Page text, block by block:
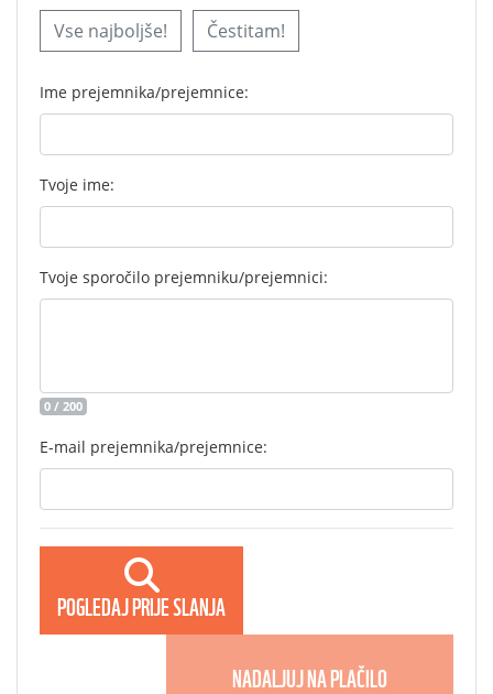
Vse najboljše! Čestitam!
Ime prejemnika/prejemnice:
Tvoje ime:
Tvoje sporočilo prejemniku/prejemnici:
0 / 200
E-mail prejemnika/prejemnice:
POGLEDAJ PRIJE SLANJA
NADALJUJ NA PLAČILO